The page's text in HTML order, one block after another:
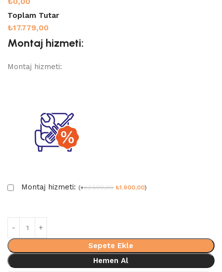
Toplam Tutar
₺17.779,00
Montaj hizmeti:
Montaj hizmeti:
Montaj hizmeti: (+₺2.500,00 ₺1.900,00)
Sepete Ekle
Hemen Al